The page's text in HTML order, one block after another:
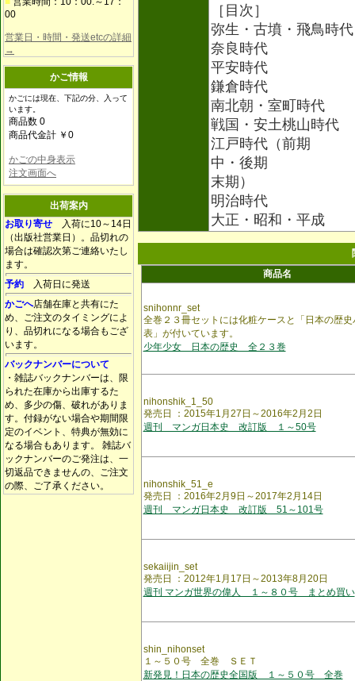
00
営業日・時間・発送etcの詳細
→
かご情報
かごには現在、下記の分、入って
います。
商品数 0
商品代金計 ￥0
かごの中身表示
注文画面へ
出荷案内
お取り寄せ 入荷に10～14日
（出版社営業日）。品切れの
場合は確認次第ご連絡いたし
ます。
予約 入荷日に発送
かごへ店舗在庫と共有にた
め、ご注文のタイミングによ
り、品切れになる場合もござ
います。
バックナンバーについて
・雑誌バックナンバーは、限
られた在庫から出庫するた
め、多少の傷、破れがありま
す。付録がない場合や期間限
定のイベント、特典が無効に
なる場合もあります。 雑誌バ
ックナンバーのご発注は、一
切返品できませんの、ご注文
の際、ご了承ください。
［目次］
弥生・古墳・飛鳥時代
奈良時代
平安時代
鎌倉時代
南北朝・室町時代
戦国・安土桃山時代
江戸時代（前期
中・後期
末期）
明治時代
大正・昭和・平成
商品名
snihonnr_set
全巻２３冊セットには化粧ケースと「日本の歴史
表」が付いています。
少年少女 日本の歴史 全２３巻
nihonshik_1_50
発売日 ：2015年1月27日～2016年2月2日
週刊 マンガ日本史 改訂版 １～50号
nihonshik_51_e
発売日 ：2016年2月9日～2017年2月14日
週刊 マンガ日本史 改訂版 51～101号
sekaiijin_set
発売日 ：2012年1月17日～2013年8月20日
週刊 マンガ世界の偉人 １～８０号 まとめ買い
shin_nihonset
１～５０号 全巻 ＳＥＴ
新発見！日本の歴史全国版 １～５０号 全巻